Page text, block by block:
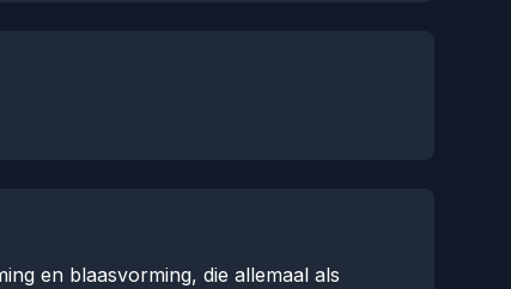
en blaasvorming, die allemaal als